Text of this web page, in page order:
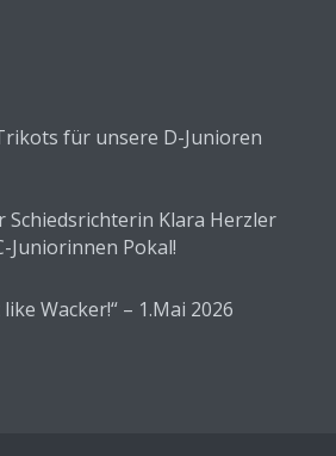
für unsere D-Junioren
Schiedsrichterin Klara Herzler
Juniorinnen Pokal!
like Wacker!“ – 1.Mai 2026